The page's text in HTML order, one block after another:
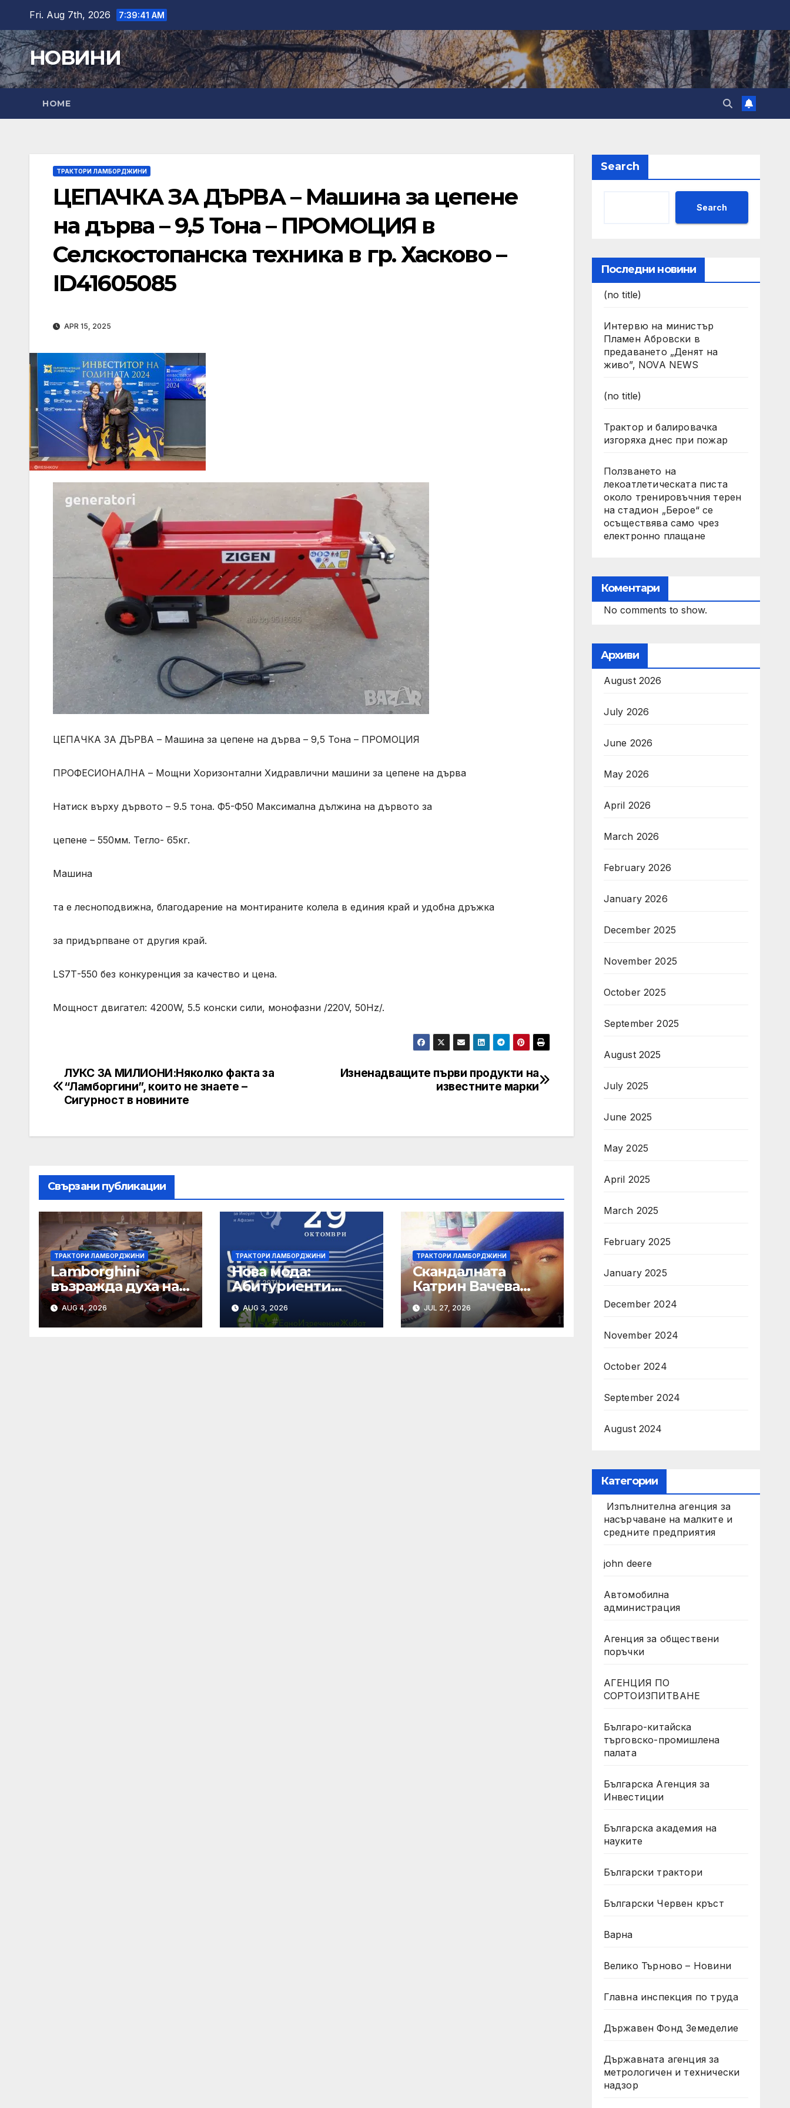
content
Fri. Aug 7th, 2026 7:39:43 AM
НОВИНИ
HOME
ТРАКТОРИ ЛАМБОРДЖИНИ
ЦЕПАЧКА ЗА ДЪРВА – Машина за цепене
на дърва – 9,5 Тона – ПРОМОЦИЯ в
Селскостопанска техника в гр. Хасково –
ID41605085
APR 15, 2025
ЦЕПАЧКА ЗА ДЪРВА – Машина за цепене на дърва – 9,5 Тона – ПРОМОЦИЯ
ПРОФЕСИОНАЛНА – Мощни Хоризонтални Хидравлични машини за цепене на дърва
Натиск върху дървото – 9.5 тона. Ф5-Ф50 Максимална дължина на дървото за
цепене – 550мм. Тегло- 65кг.
Машина
та е лесноподвижна, благодарение на монтираните колела в единия край и удобна дръжка
за придърпване от другия край.
LS7Т-550 без конкуренция за качество и цена.
Мощност двигател: 4200W, 5.5 конски сили, монофазни /220V, 50Hz/.
Post
navigation
Изненадващите първи продукти на
известните марки
ЛУКС ЗА МИЛИОНИ:Няколко факта за
“Ламборгини”, които не знаете –
Сигурност в новините
Свързани публикации
ТРАКТОРИ ЛАМБОРДЖИНИ
Lamborghini
възражда духа на
Miura с
ексклузивно
Revuelto
AUG 4, 2026
ТРАКТОРИ ЛАМБОРДЖИНИ
Нова мода:
Абитуриенти
пристигат на бала
с хеликоптер,
трактор или
AUG 3, 2026
ТРАКТОРИ ЛАМБОРДЖИНИ
Скандалната
Катрин Вачева
става краварка,
манекенката
замени лъскавото
JUL 27, 2026
Search
Search
Последни новини
(no title)
Интервю на министър
Пламен Абровски в
предаването „Денят на
живо”, NOVA NEWS
(no title)
Трактор и балировачка
изгоряха днес при пожар
Ползването на
лекоатлетическата писта
около тренировъчния терен
на стадион „Берое“ се
осъществява само чрез
електронно плащане
Коментари
No comments to show.
Архиви
August 2026
July 2026
June 2026
May 2026
April 2026
March 2026
February 2026
January 2026
December 2025
November 2025
October 2025
September 2025
August 2025
July 2025
June 2025
May 2025
April 2025
March 2025
February 2025
January 2025
December 2024
November 2024
October 2024
September 2024
August 2024
Категории
Изпълнителна агенция за
насърчаване на малките и
средните предприятия
john deere
Автомобилна
администрация
Агенция за обществени
поръчки
АГЕНЦИЯ ПО
СОРТОИЗПИТВАНЕ
Българо-китайска
търговско-промишлена
палата
Българска Агенция за
Инвестиции
Българска академия на
науките
Български трактори
Български Червен кръст
Варна
Велико Търново – Новини
Главна инспекция по труда
Държавен Фонд Земеделие
Държавната агенция за
метрологичен и технически
надзор